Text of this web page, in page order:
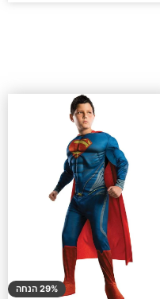
29% הנחה